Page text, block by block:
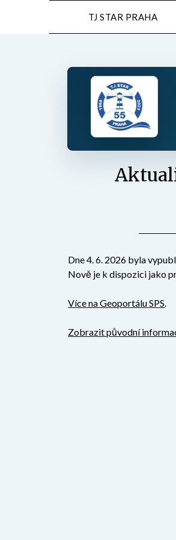
TJ STAR PRAHA
Dne 4. 6. 2026 byla
Nově je k dispozici jako
Více na Geoportálu SPS
Zobrazit původní